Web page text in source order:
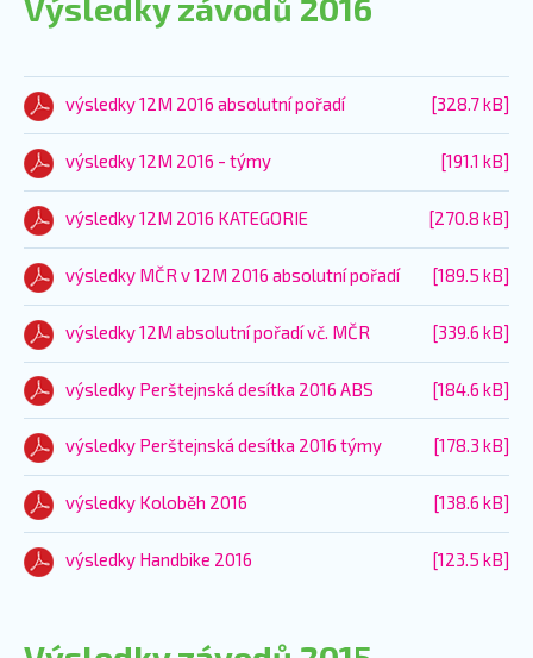
Výsledky závodů 2016
výsledky 12M 2016 absolutní pořadí [328.7 kB]
výsledky 12M 2016 - týmy [191.1 kB]
výsledky 12M 2016 KATEGORIE [270.8 kB]
výsledky MČR v 12M 2016 absolutní pořadí [189.5 kB]
výsledky 12M absolutní pořadí vč. MČR [339.6 kB]
výsledky Perštejnská desítka 2016 ABS [184.6 kB]
výsledky Perštejnská desítka 2016 týmy [178.3 kB]
výsledky Koloběh 2016 [138.6 kB]
výsledky Handbike 2016 [123.5 kB]